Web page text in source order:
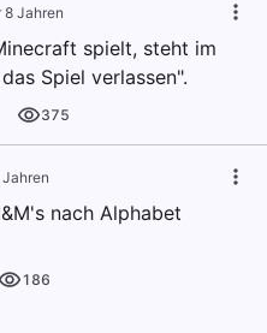
8 Jahren
spielt, steht im
Spiel verlassen".
375
nach Alphabet
186